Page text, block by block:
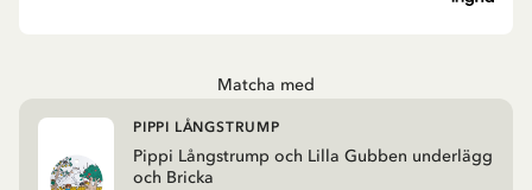
Matcha med
Pippi Långstrump och Lilla Gubben underlägg
och Bricka
PIPPI LÅNGSTRUMP